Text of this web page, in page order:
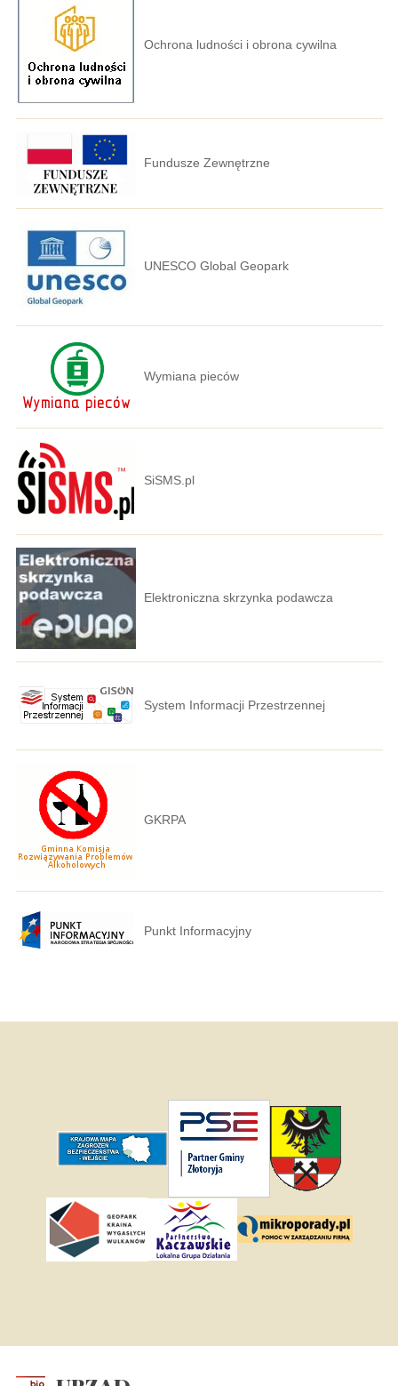
Ochrona ludności i obrona cywilna
Fundusze Zewnętrzne
UNESCO Global Geopark
Wymiana pieców
SiSMS.pl
Elektroniczna skrzynka podawcza
System Informacji Przestrzennej
GKRPA
Punkt Informacyjny